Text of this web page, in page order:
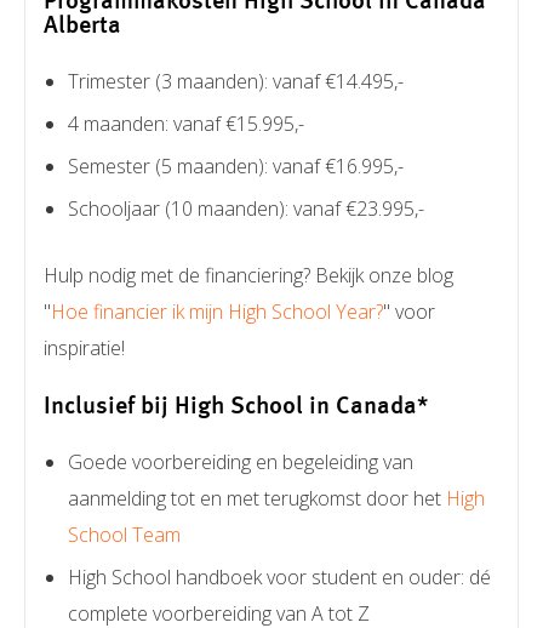
Alberta
Trimester (3 maanden): vanaf €14.495,-
4 maanden: vanaf €15.995,-
Semester (5 maanden): vanaf €16.995,-
Schooljaar (10 maanden): vanaf €23.995,-
Hulp nodig met de financiering? Bekijk onze blog
"Hoe financier ik mijn High School Year?" voor
inspiratie!
Inclusief bij High School in Canada*
Goede voorbereiding en begeleiding van
aanmelding tot en met terugkomst door het High
School Team
High School handboek voor student en ouder: dé
complete voorbereiding van A tot Z